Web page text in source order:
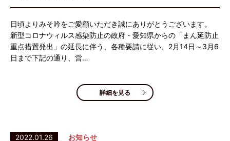
日頃よりみそ吟をご愛顧いただき誠にありがとうございます。
新型コロナウィルス感染防止の政府・愛知県からの「まん延防止
重点措置発出」の延長に伴う、各種要請に従い、2月14日～3月6
日まで下記の通り、営…
詳細を見る
2022.01.26 お知らせ